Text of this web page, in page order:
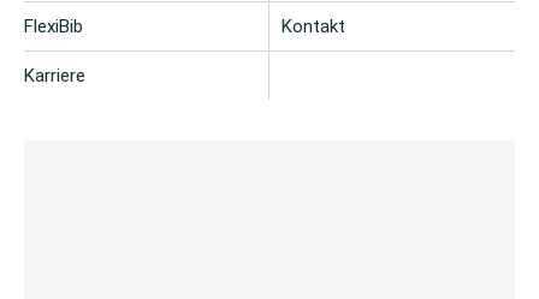
FlexiBib
Karriere
Kontakt